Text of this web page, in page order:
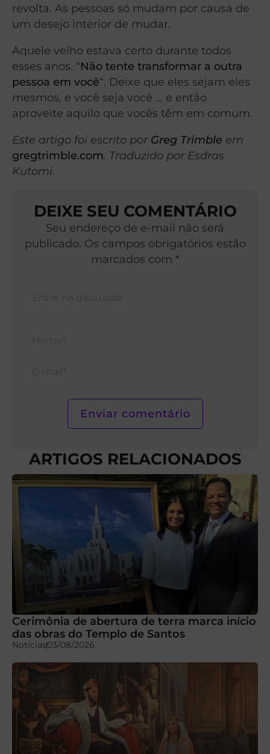
revolta. As pessoas só mudam por causa de
um desejo interior de mudar.
Aquele velho estava certo durante todos
esses anos. “Não tente transformar a outra
pessoa em você“. Deixe que eles sejam eles
mesmos, e você seja você … e então
aproveite aquilo que vocês têm em comum.
Este artigo foi escrito por Greg Trimble em
gregtrimble.com. Traduzido por Esdras
Kutomi.
DEIXE SEU COMENTÁRIO
Seu endereço de e-mail não será
publicado. Os campos obrigatórios estão
marcados com *
ARTIGOS RELACIONADOS
Cerimônia de abertura de terra marca início
das obras do Templo de Santos
Notícias03/08/2026